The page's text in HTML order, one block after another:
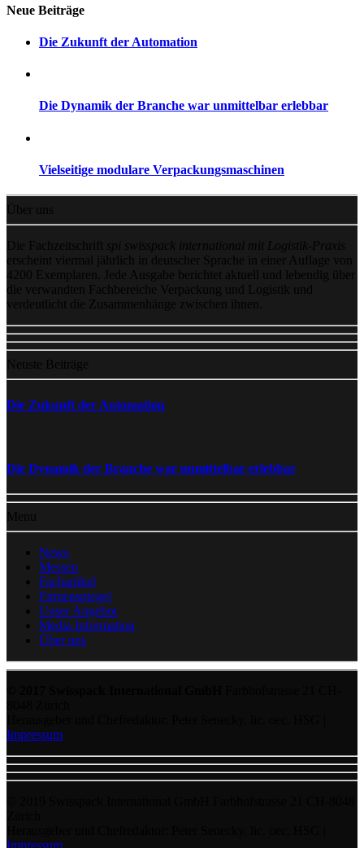
Neue Beiträge
Die Zukunft der Automation
Die Dynamik der Branche war unmittelbar erlebbar
Vielseitige modulare Verpackungsmaschinen
Über uns
Die Fachzeitschrift
spi swisspack international mit Logistik-Praxis
erscheint viermal jährlich in deutscher Sprache in einer Auflage von
4200 Exemplaren. Jede Ausgabe berichtet aktuell und lebendig über
die verwandten Fachbereiche Verpackung und Logistik und
verdeutlicht die Zusammenhänge zwischen ihnen.
Neuste Beiträge
Die Zukunft der Automation
Die Dynamik der Branche war unmittelbar erlebbar
Menu
News
Messen
Fachartikel
Firmenspiegel
Unser Angebot
Media Information
Über uns
Impressum